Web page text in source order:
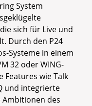
System
sich für Live und
Durch den P24
Systeme in einem
32 oder WING-
Features wie Talk
und integrierte
des